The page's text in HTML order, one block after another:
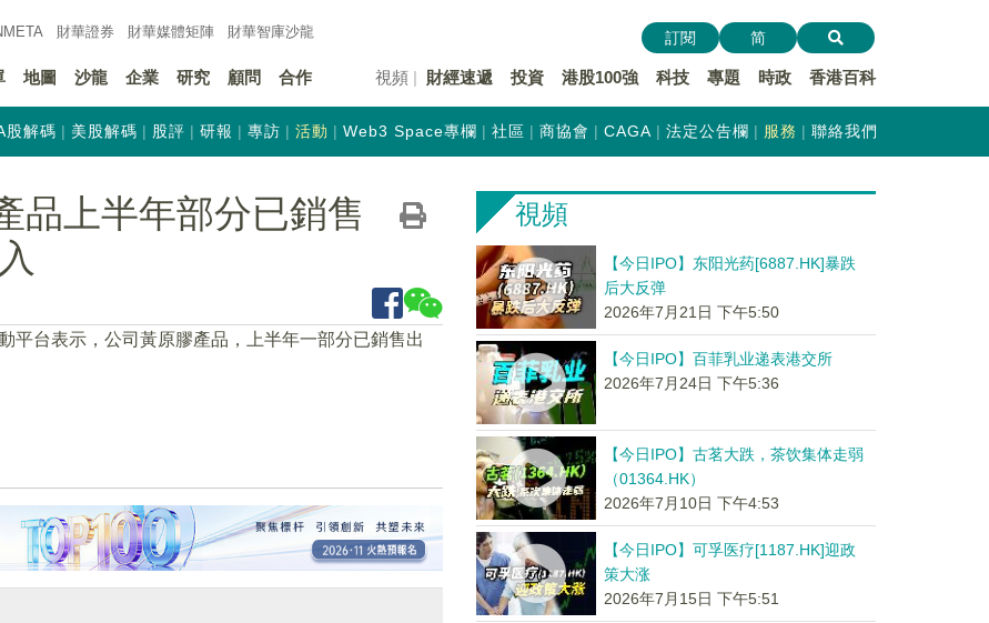
財華證券 財華媒體矩陣 財華智庫沙龍
地圖 沙龍 企業 研究 顧問 合作 視頻 財經速遞 投資 港股100強 科技 專題 時政 香港百科
訂閱 简
股解碼 美股解碼 股評 研報 專訪 活動 Web3 Space專欄 社區 商協會 CAGA 法定公告欄 服務 聯絡我們
品上半年部分已銷售
平台表示，公司黃原膠產品，上半年一部分已銷售出
視頻
【今日IPO】东阳光药[6887.HK]暴跌
后大反弹
2026年7月21日 下午5:50
【今日IPO】百菲乳业递表港交所
2026年7月24日 下午5:36
【今日IPO】古茗大跌，茶饮集体走弱
（01364.HK）
2026年7月10日 下午4:53
【今日IPO】可孚医疗[1187.HK]迎政
策大涨
2026年7月15日 下午5:51